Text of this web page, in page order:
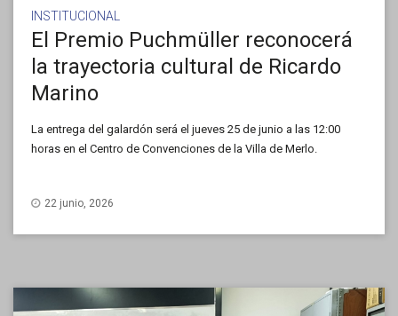
INSTITUCIONAL
El Premio Puchmüller reconocerá
la trayectoria cultural de Ricardo
Marino
La entrega del galardón será el jueves 25 de junio a las 12:00
horas en el Centro de Convenciones de la Villa de Merlo.
22 junio, 2026